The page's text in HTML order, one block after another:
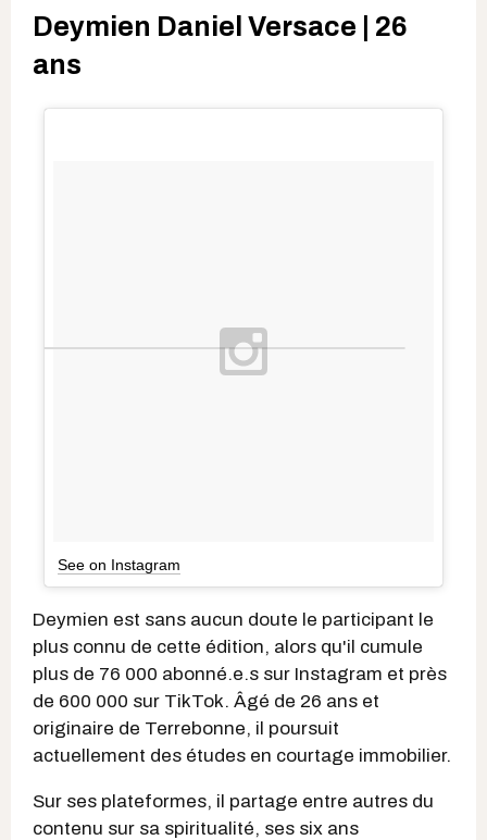
Deymien Daniel Versace | 26
ans
See on Instagram
Deymien est sans aucun doute le participant le
plus connu de cette édition, alors qu'il cumule
plus de 76 000 abonné.e.s sur Instagram et près
de 600 000 sur TikTok. Âgé de 26 ans et
originaire de Terrebonne, il poursuit
actuellement des études en courtage immobilier.
Sur ses plateformes, il partage entre autres du
contenu sur sa spiritualité, ses six ans